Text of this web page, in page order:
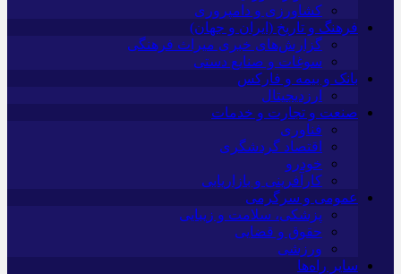
کشاورزی و دامپروری
فرهنگ و تاریخ (ایران و جهان)
گزارش‌های خبری میراث فرهنگی
سوغات و صنایع دستی
بانک و بیمه و فارکس
ارزدیجیتال
صنعت و تجارت و خدمات
فناوری
اقتصاد گردشگری
خودرو
کارآفرینی و بازاریابی
عمومی و سرگرمی
پزشکی، سلامت و زیبایی
حقوق و قضایی
ورزشی
سایر راه‌ها